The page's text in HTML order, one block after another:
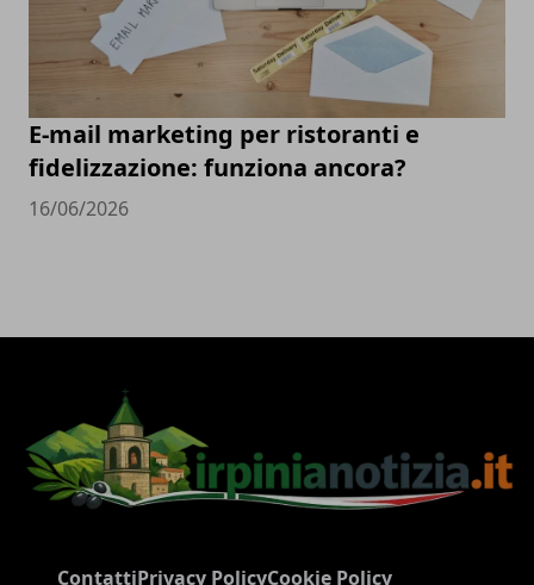
E-mail marketing per ristoranti e
fidelizzazione: funziona ancora?
16/06/2026
ContattiPrivacy PolicyCookie Policy